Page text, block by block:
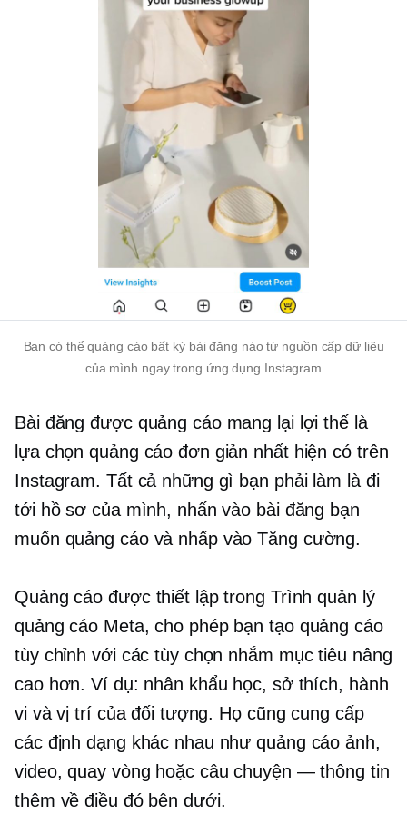
Bạn có thể quảng cáo bất kỳ bài đăng nào từ nguồn cấp dữ liệu
của mình ngay trong ứng dụng Instagram
Bài đăng được quảng cáo mang lại lợi thế là
lựa chọn quảng cáo đơn giản nhất hiện có trên
Instagram. Tất cả những gì bạn phải làm là đi
tới hồ sơ của mình, nhấn vào bài đăng bạn
muốn quảng cáo và nhấp vào Tăng cường.
Quảng cáo được thiết lập trong Trình quản lý
quảng cáo Meta, cho phép bạn tạo quảng cáo
tùy chỉnh với các tùy chọn nhắm mục tiêu nâng
cao hơn. Ví dụ: nhân khẩu học, sở thích, hành
vi và vị trí của đối tượng. Họ cũng cung cấp
các định dạng khác nhau như quảng cáo ảnh,
video, quay vòng hoặc câu chuyện — thông tin
thêm về điều đó bên dưới.